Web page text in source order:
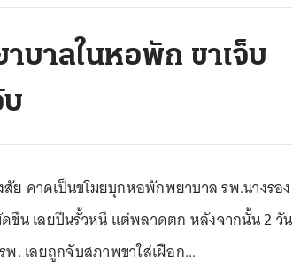
บาลในหอพัก ขาเจ็บ
ย คาดเป็นขโมยบุกหอพักพยาบาล รพ.นางรอง
ขืน เลยปีนรั้วหนี แต่พลาดตก หลังจากนั้น 2 วัน
. เลยถูกจับสภาพขาใส่เฝือก...